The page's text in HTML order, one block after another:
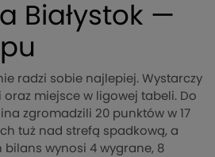
Białystok —
radzi sobie najlepiej. Wystarczy
miejsce w ligowej tabeli. Do
zgromadzili 20 punktów w 17
tuż nad strefą spadkową, a
bilans wynosi 4 wygrane, 8